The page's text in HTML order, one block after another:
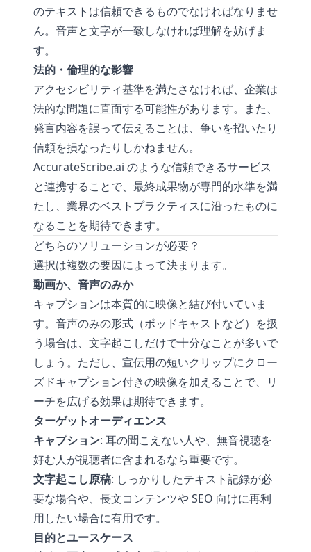
のテキストは信頼できるものでなければなりませ
ん。音声と文字が一致しなければ理解を妨げま
す。
法的・倫理的な影響
アクセシビリティ基準を満たさなければ、企業は
法的な問題に直面する可能性があります。また、
発言内容を誤って伝えることは、争いを招いたり
信頼を損なったりしかねません。
AccurateScribe.ai のような信頼できるサービス
と連携することで、最終成果物が専門的水準を満
たし、業界のベストプラクティスに沿ったものに
なることを期待できます。
どちらのソリューションが必要？
選択は複数の要因によって決まります。
動画か、音声のみか
キャプションは本質的に映像と結び付いていま
す。音声のみの形式（ポッドキャストなど）を扱
う場合は、文字起こしだけで十分なことが多いで
しょう。ただし、宣伝用の短いクリップにクロー
ズドキャプション付きの映像を加えることで、リ
ーチを広げる効果は期待できます。
ターゲットオーディエンス
キャプション: 耳の聞こえない人や、無音視聴を
好む人が視聴者に含まれるなら重要です。
文字起こし原稿: しっかりしたテキスト記録が必
要な場合や、長文コンテンツや SEO 向けに再利
用したい場合に有用です。
目的とユースケース